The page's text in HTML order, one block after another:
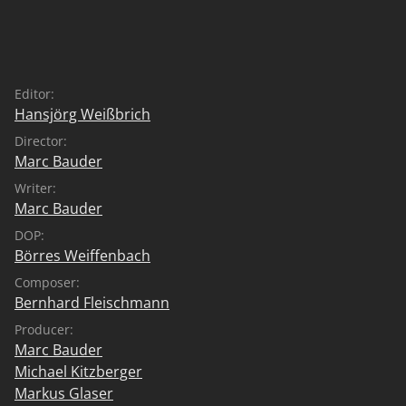
Endes wie bei der Armee.“
Editor:
Hansjörg Weißbrich
Director:
Marc Bauder
Writer:
Marc Bauder
DOP:
Börres Weiffenbach
Composer:
Bernhard Fleischmann
Producer:
Marc Bauder
Michael Kitzberger
Markus Glaser